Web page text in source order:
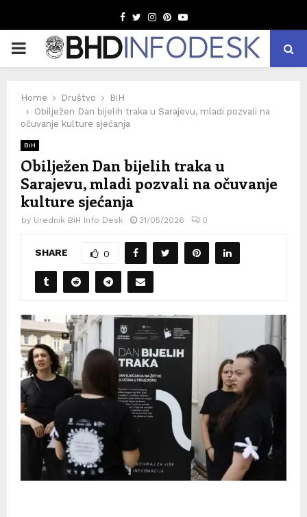
Facebook
TwitterInstagram
Pinterest
Youtube
PRIMARY
Home Društvo
BiH
Obilježen Dan bijelih traka u Sarajevu, mladi pozvali na
očuvanje kulture sjećanja
BiH
Obilježen Dan bijelih traka u
Sarajevu, mladi pozvali na očuvanje
kulture sjećanja
by Urednik BiH Info Desk 31/05/2026 0
SHARE 0